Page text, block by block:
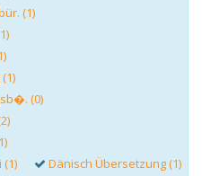
(1)
(0)
Dänisch Übersetzung (1)